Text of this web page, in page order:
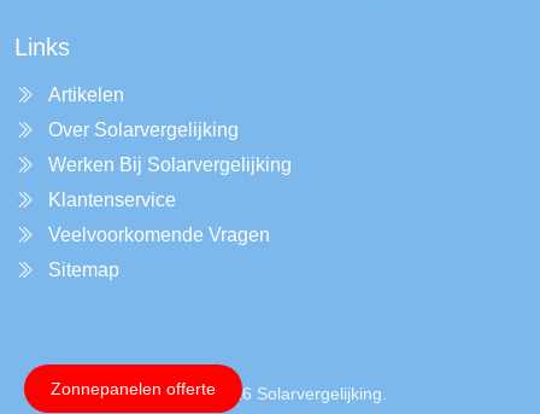
Links
Artikelen
Over Solarvergelijking
Werken Bij Solarvergelijking
Klantenservice
Veelvoorkomende Vragen
Sitemap
Copyright © 2026 Solarvergelijking.
Zonnepanelen offerte